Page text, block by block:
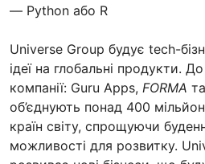
— Python або R
Universe Group будує tech-
ідеї на глобальні продукти.
компанії: Guru Apps, FORMA та
об’єднують понад 400
країн світу, спрощуючи
можливості для розвитку.